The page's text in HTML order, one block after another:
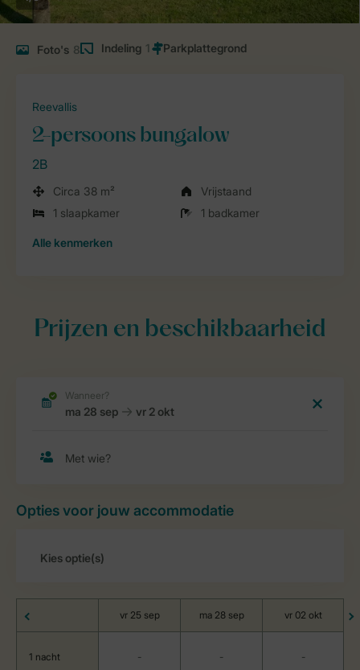
Foto's 8 Indeling 1
Reevallis
2-persoons bungalow
2B
Circa 38 m²
Vrijstaand
1 slaapkamer
1 badkamer
Alle kenmerken
Prijzen en beschikbaarheid
Opties voor jouw accommodatie
vr 25 sep ma 28 sep vr 02 okt
1 nacht - - -